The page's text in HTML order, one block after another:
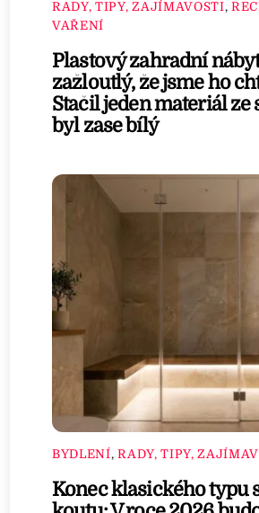
RADY, TIPY, ZAJÍMAVOSTI,
VAŘENÍ
Plastový zahradní
zažloutlý, že jsme ho
Stačil jeden materiál ze
byl zase bílý
BYDLENÍ,RADY, TIPY,
Konec klasického typu